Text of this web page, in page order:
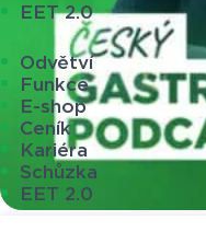
EET 2.0
Odvětví
Funkce
E-shop
Ceník
Kariéra
Schůzka
EET 2.0